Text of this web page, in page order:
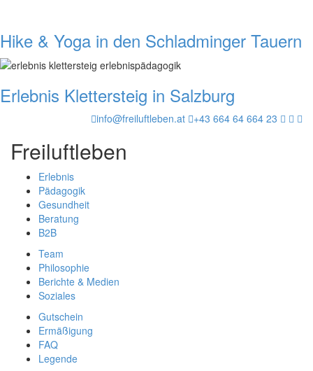
Hike & Yoga in den Schladminger Tauern
Erlebnis Klettersteig in Salzburg
info@freiluftleben.at +43 664 64 664 23
Freiluftleben
Erlebnis
Pädagogik
Gesundheit
Beratung
B2B
Team
Philosophie
Berichte & Medien
Soziales
Gutschein
Ermäßigung
FAQ
Legende